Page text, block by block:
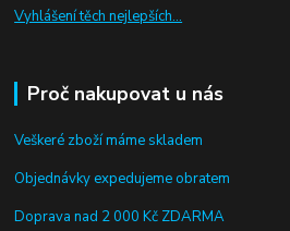
Vyhlášení těch nejlepších...
Proč nakupovat u nás
Veškeré zboží máme skladem
Objednávky expedujeme obratem
Doprava nad 2 000 Kč ZDARMA